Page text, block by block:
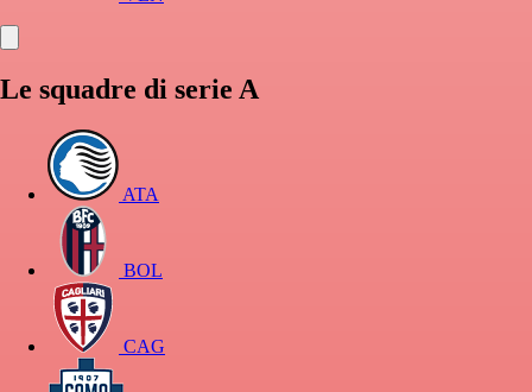
Le squadre di serie A
ATA
BOL
CAG